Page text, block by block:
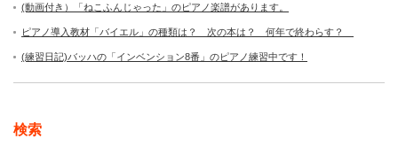
(動画付き）「ねこふんじゃった」のピアノ楽譜があります。
ピアノ導入教材「バイエル」の種類は？ 次の本は？ 何年で終わらす？
(練習日記)バッハの「インベンション8番」のピアノ練習中です！
検索